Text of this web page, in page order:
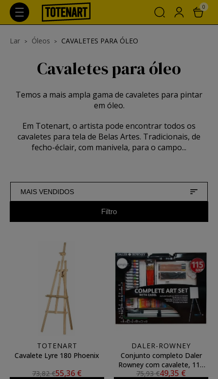
0
Lar Óleos CAVALETES PARA ÓLEO
Cavaletes para óleo
Temos a mais ampla gama de cavaletes para pintar
em óleo.
Em Totenart, o artista pode encontrar todos os
cavaletes para tela de Belas Artes. Tradicionais, de
fecho-éclair, com manivela, para o campo...
MAIS VENDIDOS
Filtro
TOTENART
Cavalete Lyre 180 Phoenix
73,82 €55,36 €
DALER-ROWNEY
Conjunto completo Daler
Rowney com cavalete, 115
peças
75,93 €49,35 €